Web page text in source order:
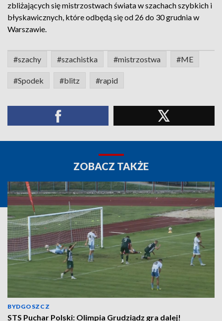
zbliżających się mistrzostwach świata w szachach szybkich i
błyskawicznych, które odbędą się od 26 do 30 grudnia w
Warszawie.
#szachy #szachistka #mistrzostwa #ME
#Spodek #blitz #rapid
ZOBACZ TAKŻE
BYDGOSZCZ
STS Puchar Polski: Olimpia Grudziądz gra dalej!